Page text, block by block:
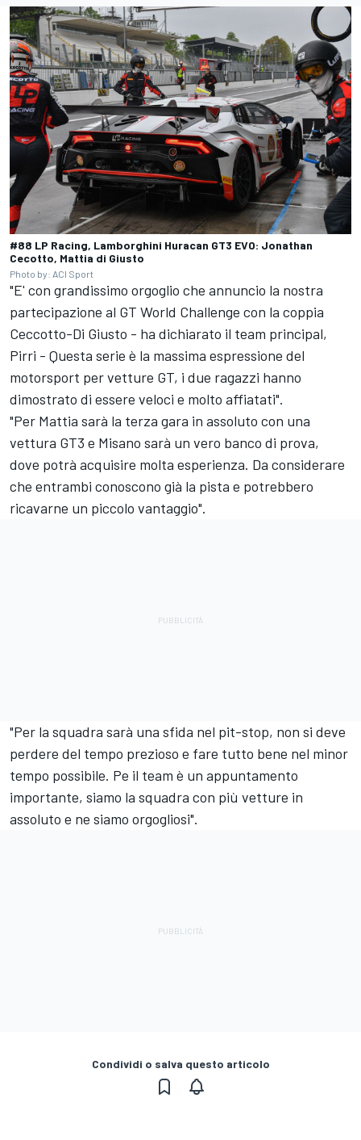
#88 LP Racing, Lamborghini Huracan GT3 EVO: Jonathan
Cecotto, Mattia di Giusto
Photo by: ACI Sport
"E' con grandissimo orgoglio che annuncio la nostra
partecipazione al GT World Challenge con la coppia
Ceccotto-Di Giusto - ha dichiarato il team principal,
Pirri - Questa serie è la massima espressione del
motorsport per vetture GT, i due ragazzi hanno
dimostrato di essere veloci e molto affiatati".
"Per Mattia sarà la terza gara in assoluto con una
vettura GT3 e Misano sarà un vero banco di prova,
dove potrà acquisire molta esperienza. Da considerare
che entrambi conoscono già la pista e potrebbero
ricavarne un piccolo vantaggio".
"Per la squadra sarà una sfida nel pit-stop, non si deve
perdere del tempo prezioso e fare tutto bene nel minor
tempo possibile. Pe il team è un appuntamento
importante, siamo la squadra con più vetture in
assoluto e ne siamo orgogliosi".
Condividi o salva questo articolo